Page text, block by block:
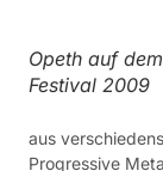
Opeth auf
Festival 2009
aus
Progressive